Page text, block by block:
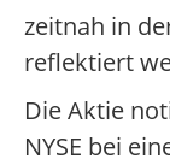
zeitnah in
reflektiert
Die Aktie
NYSE bei